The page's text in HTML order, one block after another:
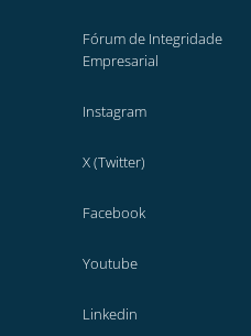
Fórum de Integridade
Empresarial
Instagram
X (Twitter)
Facebook
Youtube
Linkedin